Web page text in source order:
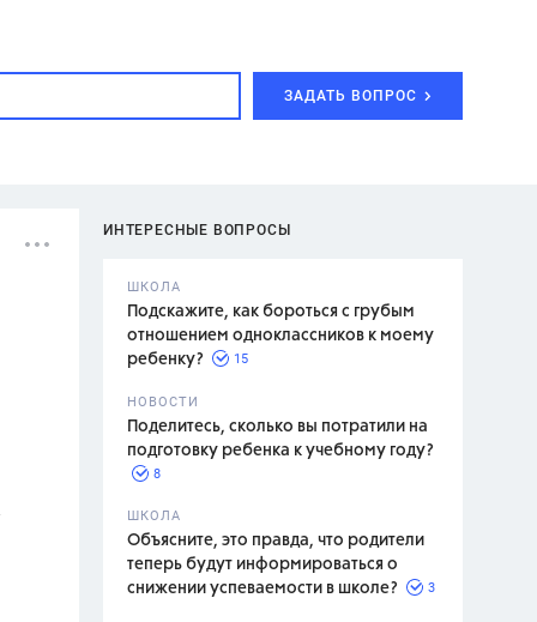
ЗАДАТЬ ВОПРОС
ИНТЕРЕСНЫЕ ВОПРОСЫ
ШКОЛА
Подскажите, как бороться с грубым
отношением одноклассников к моему
ребенку?
15
НОВОСТИ
Поделитесь, сколько вы потратили на
подготовку ребенка к учебному году?
8
ШКОЛА
Объясните, это правда, что родители
теперь будут информироваться о
снижении успеваемости в школе?
3